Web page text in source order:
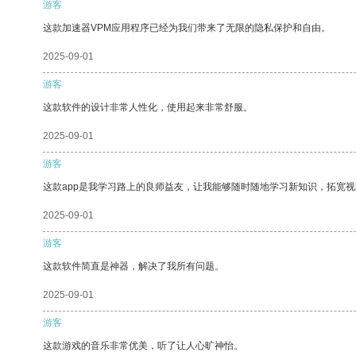
游客
这款加速器VPM应用程序已经为我们带来了无限的隐私保护和自由。
2025-09-01
游客
这款软件的设计非常人性化，使用起来非常舒服。
2025-09-01
游客
这款app是我学习路上的良师益友，让我能够随时随地学习新知识，拓宽
2025-09-01
游客
这款软件简直是神器，解决了我所有问题。
2025-09-01
游客
这款游戏的音乐非常优美，听了让人心旷神怡。